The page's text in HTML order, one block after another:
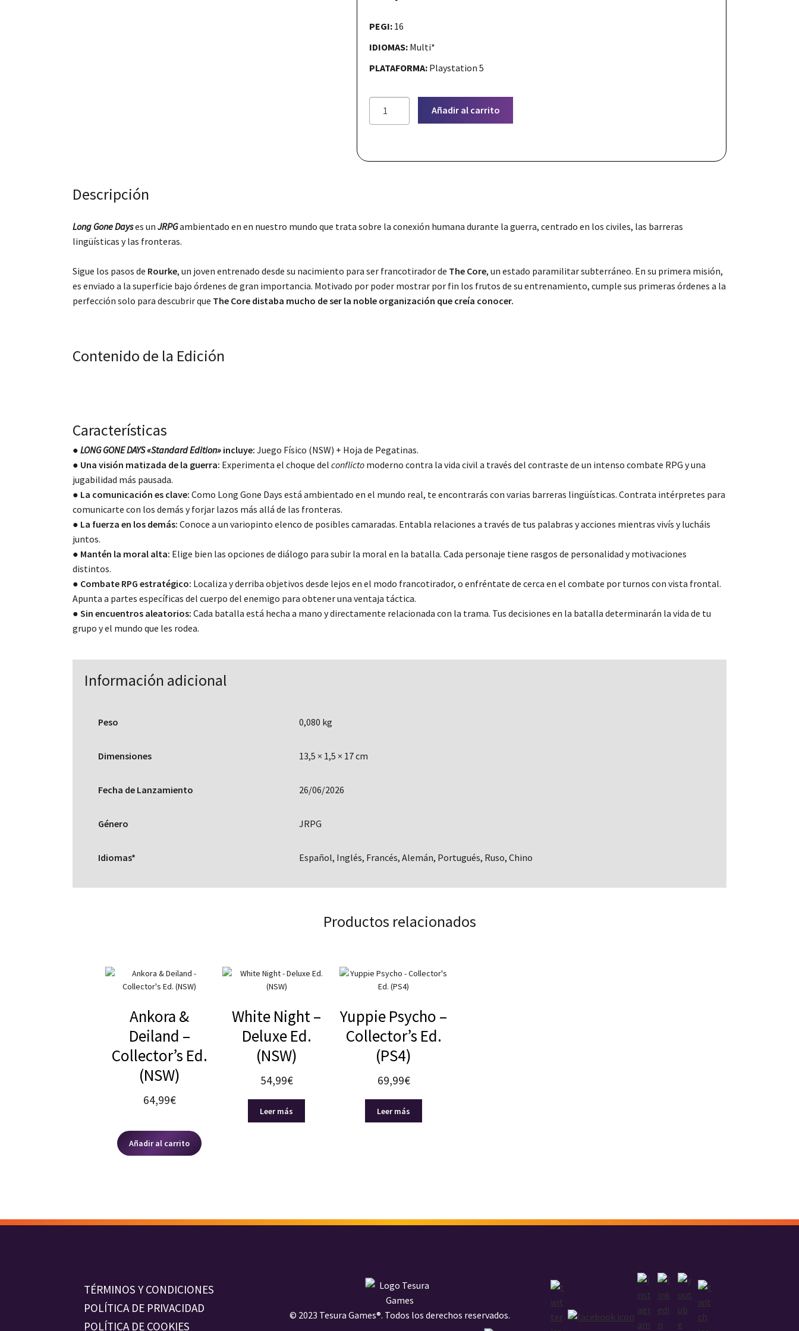
PEGI: 16
IDIOMAS: Multi*
PLATAFORMA: Playstation 5
Gone
cantidad
Añadir al carrito
Descripción
Long Gone Dayses un JRPGambientado en en nuestro mundo que trata sobre la conexión humana durante la guerra, centrado en los civiles, las barreras
lingüísticas y las fronteras.
Sigue los pasos de Rourke, un joven entrenado desde su nacimiento para ser francotirador de The Core, un estado paramilitar subterráneo. En su primera misión,
es enviado a la superficie bajo órdenes de gran importancia. Motivado por poder mostrar por fin los frutos de su entrenamiento, cumple sus primeras órdenes a la
perfección solo para descubrir que The Core distaba mucho de ser la noble organización que creía conocer.
Contenido de la Edición
Características
● LONG GONE DAYS «Standard Edition» incluye: Juego Físico (NSW) + Hoja de Pegatinas.
● Una visión matizada de la guerra: Experimenta el choque del conflicto moderno contra la vida civil a través del contraste de un intenso combate RPG y una
jugabilidad más pausada.
● La comunicación es clave: Como Long Gone Days está ambientado en el mundo real, te encontrarás con varias barreras lingüísticas. Contrata intérpretes para
comunicarte con los demás y forjar lazos más allá de las fronteras.
● La fuerza en los demás: Conoce a un variopinto elenco de posibles camaradas. Entabla relaciones a través de tus palabras y acciones mientras vivís y lucháis
juntos.
● Mantén la moral alta: Elige bien las opciones de diálogo para subir la moral en la batalla. Cada personaje tiene rasgos de personalidad y motivaciones
distintos.
● Combate RPG estratégico: Localiza y derriba objetivos desde lejos en el modo francotirador, o enfréntate de cerca en el combate por turnos con vista frontal.
Apunta a partes específicas del cuerpo del enemigo para obtener una ventaja táctica.
● Sin encuentros aleatorios: Cada batalla está hecha a mano y directamente relacionada con la trama. Tus decisiones en la batalla determinarán la vida de tu
grupo y el mundo que les rodea.
Información adicional
Peso 0,080 kg
Dimensiones 13,5 × 1,5 × 17 cm
Fecha de Lanzamiento 26/06/2026
Género JRPG
Idiomas* Español, Inglés, Francés, Alemán, Portugués, Ruso, Chino
Productos relacionados
Ankora &
Deiland –
Collector’s Ed.
(NSW)
64,99€
Añadir al carrito
White Night –
Deluxe Ed.
(NSW)
54,99€
Leer más
Yuppie Psycho –
Collector’s Ed.
(PS4)
69,99€
Leer más
TÉRMINOS Y CONDICIONES
POLÍTICA DE PRIVACIDAD
POLÍTICA DE COOKIES
© 2023 Tesura Games®. Todos los derechos reservados.
Nuestras redes: